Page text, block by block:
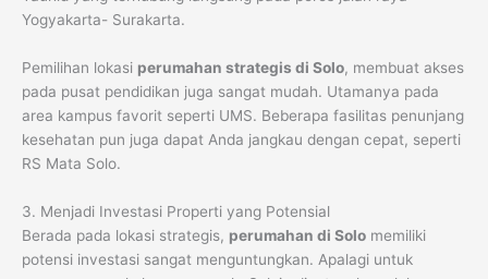
Yogyakarta- Surakarta.
Pemilihan lokasi perumahan strategis di Solo, membuat akses
pada pusat pendidikan juga sangat mudah. Utamanya pada
area kampus favorit seperti UMS. Beberapa fasilitas penunjang
kesehatan pun juga dapat Anda jangkau dengan cepat, seperti
RS Mata Solo.
3. Menjadi Investasi Properti yang Potensial
Berada pada lokasi strategis, perumahan di Solo memiliki
potensi investasi sangat menguntungkan. Apalagi untuk